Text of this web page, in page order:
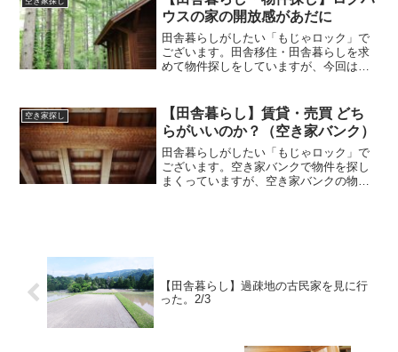
積・・・200㎡ ※他...
ウスの家の開放感があだに
田舎暮らしがしたい「もじゃロック」で
ございます。田舎移住・田舎暮らしを求
めて物件探しをしていますが、今回はロ
物件の情報▼▼▼▼ 延べ床面積・・・
150㎡ 敷地面積・・・3...
空き家探し
【田舎暮らし】賃貸・売買 どち
らがいいのか？（空き家バンク）
田舎暮らしがしたい「もじゃロック」で
ございます。空き家バンクで物件を探し
まくっていますが、空き家バンクの物件
【田舎暮らし】過疎地の古民家を見に行
った。2/3